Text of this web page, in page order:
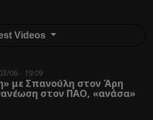
Videos
06 - 19:09
με Σπανούλη στον Άρη
στον ΠΑΟ, «ανάσα»